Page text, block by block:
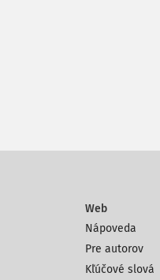
Web
Nápoveda
Pre autorov
Kľúčové slová